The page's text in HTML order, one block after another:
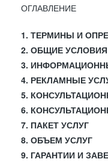
ОГЛАВЛЕНИЕ
1. ТЕРМИНЫ И
2. ОБЩИЕ УСЛОВИЯ
3.
4. РЕКЛАМНЫЕ
5.
6.
7. ПАКЕТ УСЛУГ
8. ОБЪЕМ УСЛУГ
9. ГАРАНТИИ И